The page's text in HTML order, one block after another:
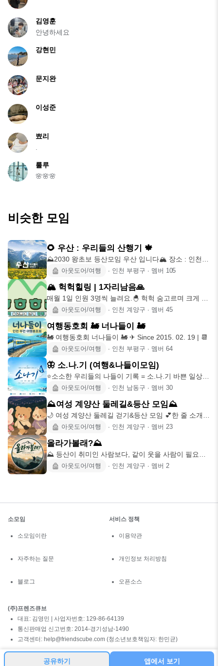
김영훈
안녕하세요
강현민
문지완
이성준
뾰리
룰루
🌸🌸🌸
비슷한 모임
🌻 우산 : 우리들의 산행기 🍁
⛰️2030 왕초보 등산모임 우산 입니다🏔 장소 : 인천
및 수도권 지
아웃도어/여행 ∙ 인천 부평구 ∙ 멤버 105
🏔️ 헉헉힐링 | 1자리남음🙏
매월 1일 인원 3명씩 늘려요.🐣 헉헉 숨고르며 크게 힐
링하자🌱‼️ 🌿
아웃도어/여행 ∙ 인천 계양구 ∙ 멤버 45
여행동호회 🚂 너나들이 🚂
🚂 여행동호회 너나들이 🚂 ✈ Since 2015. 02. 19 | 📆
아웃도어/여행 ∙ 인천 부평구 ∙ 멤버 64
🦋 소.나.기 (여행&나들이모임)
⭐️소소한 우리들의 나들이 기록 = 소.나.기 바쁜 일상
속, 좋은 사람
아웃도어/여행 ∙ 인천 남동구 ∙ 멤버 30
⛰️여성 계양산 둘레길&등산 모임⛰️
🌙 여성 계양산 둘레길 걷기&등산 모임 💕한 줄 소개
혼자 걷기는 귀찮
아웃도어/여행 ∙ 인천 계양구 ∙ 멤버 23
올라가볼래?⛰️
⛰️ 등산이 취미인 사람보다, 같이 웃을 사람이 필요한
사람들 환영!
아웃도어/여행 ∙ 인천 계양구 ∙ 멤버 2
공유하기 앱에서 보기
소모임
소모임이란
자주하는 질문
블로그
서비스 정책
이용약관
개인정보 처리방침
오픈소스
(주)프렌즈큐브
대표: 김영민 | 사업자번호: 129-86-64139
통신판매업 신고번호: 2014-경기성남-1490
고객센터: help@friendscube.com (청소년보호책임자: 한민균)